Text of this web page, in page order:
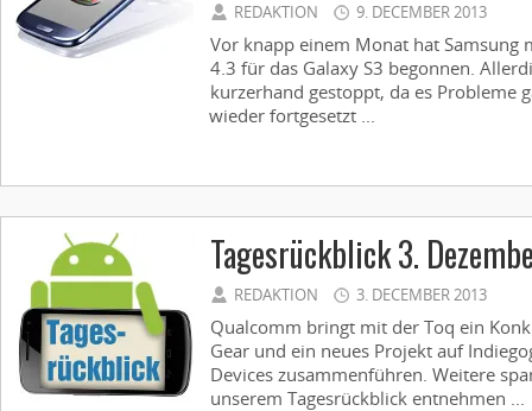
REDAKTION 9. DECEMBER 2013
Vor knapp einem Monat hat
4.3 für das Galaxy S3 begonnen.
kurzerhand gestoppt, da es Probleme
wieder fortgesetzt ...
Tagesrückblick 3.
REDAKTION 3. DECEMBER 2013
Qualcomm bringt mit der Toq ein
Gear und ein neues Projekt auf
Devices zusammenführen. Weitere
unserem Tagesrückblick entnehmen ...